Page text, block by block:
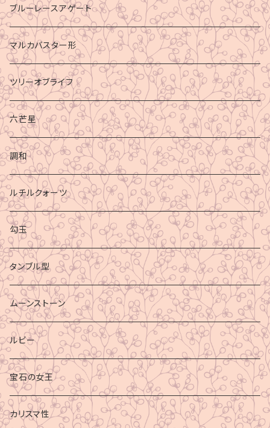
ブルーレースアゲート
マルカバスター形
ツリーオブライフ
六芒星
調和
ルチルクォーツ
勾玉
タンブル型
ムーンストーン
ルビー
宝石の女王
カリスマ性